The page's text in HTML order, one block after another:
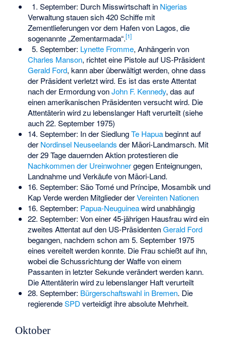
1. September: Durch Misswirtschaft in Nigerias
Verwaltung stauen sich 420 Schiffe mit
Zementlieferungen vor dem Hafen von Lagos, die
sogenannte „Zementarmada“.[1]
5. September: Lynette Fromme, Anhängerin von
Charles Manson, richtet eine Pistole auf US-Präsident
Gerald Ford, kann aber überwältigt werden, ohne dass
der Präsident verletzt wird. Es ist das erste Attentat
nach der Ermordung vonJohn F. Kennedy, das auf
einen amerikanischen Präsidenten versucht wird. Die
Attentäterin wird zu lebenslanger Haft verurteilt (siehe
auch 22. September 1975)
14. September: In der SiedlungTe Hapuabeginnt auf
der Nordinsel Neuseelands der Māori-Landmarsch. Mit
der 29 Tage dauernden Aktion protestieren die
Nachkommen der Ureinwohnergegen Enteignungen,
Landnahme und Verkäufe von Māori-Land.
16. September: São Tomé und Príncipe, Mosambik und
Kap Verde werden Mitglieder derVereinten Nationen
16. September: Papua-Neuguineawird unabhängig
22. September: Von einer 45-jährigen Hausfrau wird ein
zweites Attentat auf den US-PräsidentenGerald Ford
begangen, nachdem schon am 5. September 1975
eines vereitelt werden konnte. Die Frau schießt auf ihn,
wobei die Schussrichtung der Waffe von einem
Passanten in letzter Sekunde verändert werden kann.
Die Attentäterin wird zu lebenslanger Haft verurteilt
28. September: Bürgerschaftswahl in Bremen. Die
regierendeSPD verteidigt ihre absolute Mehrheit.
Oktober